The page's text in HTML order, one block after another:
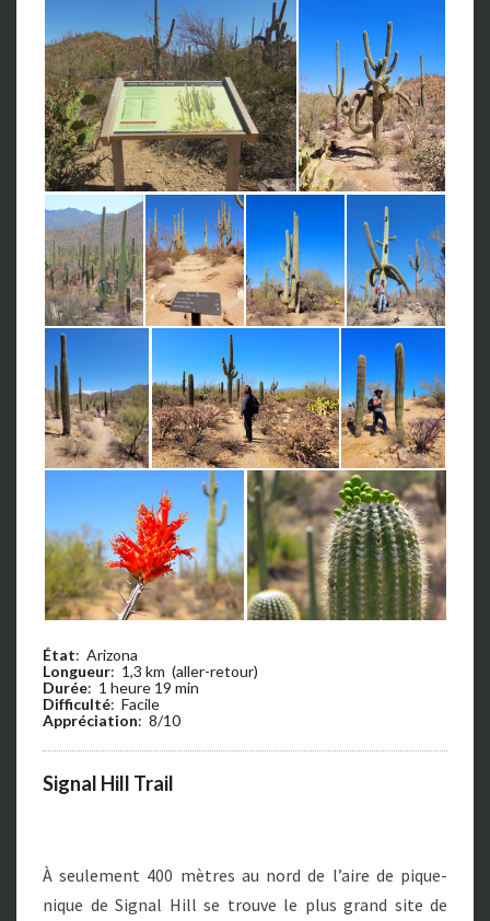
État: Arizona
Longueur: 1,3 km (aller-retour)
Durée: 1 heure 19 min
Difficulté: Facile
Appréciation: 8/10
Signal Hill Trail
À seulement 400 mètres au nord de l’aire de pique-
nique de Signal Hill se trouve le plus grand site de